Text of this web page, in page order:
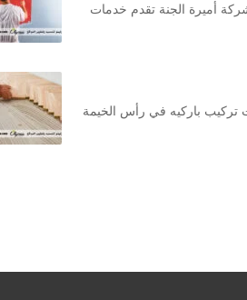
أميرة الجنة تقدم خدمات
تركيب باركيه في رأس الخيمة